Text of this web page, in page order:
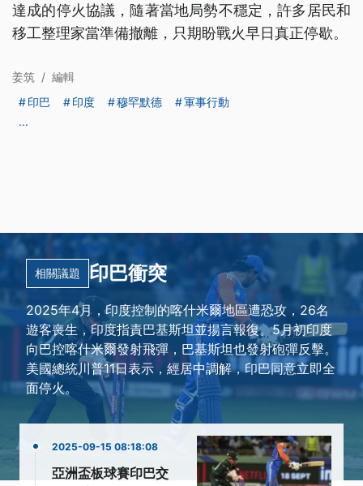
達成的停火協議，隨著當地局勢不穩定，許多居民和
移工整理家當準備撤離，只期盼戰火早日真正停歇。
姜筑 / 編輯
印巴
印度 穆罕默德
軍事行動
...
相關議題 印巴衝突
2025年4月，印度控制的喀什米爾地區遭恐攻，26名
遊客喪生，印度指責巴基斯坦並揚言報復。5月初印度
向巴控喀什米爾發射飛彈，巴基斯坦也發射砲彈反擊。
美國總統川普11日表示，經居中調解，印巴同意立即全
面停火。
2025-09-15 08:18:08
亞洲盃板球賽印巴交